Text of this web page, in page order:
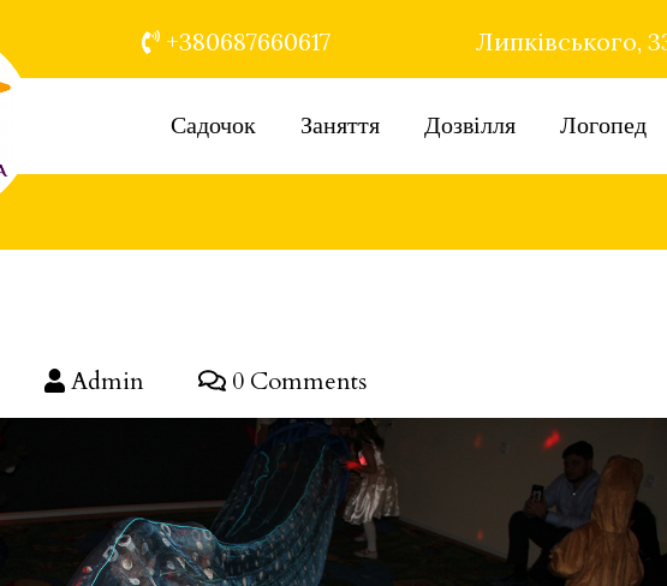
+380687660617 Липківського,
Садочок Заняття Дозвілля Логопед
Admin 0 Comments